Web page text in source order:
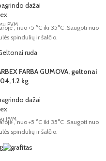
dažai
su PVM, nuo +5 °C iki 35°C .Saugoti nuo
spindulių ir šalčio.
ruda
FARBA GUMOVA, geltonai
1.2 kg
dažai
PVM, nuo +5 °C iki 35°C .Saugoti nuo
spindulių ir šalčio.